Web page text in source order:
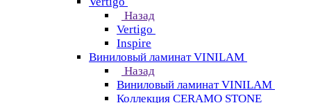
Назад
Vertigo
Inspire
Виниловый ламинат VINILAM
Назад
Виниловый ламинат VINILAM
Коллекция CERAMO STONE